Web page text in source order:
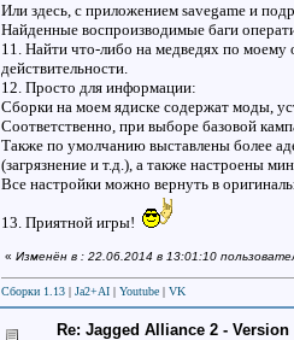
Или здесь, с приложением savegame и
Найденные воспроизводимые баги
11. Найти что-либо на медведях по моему
действительности.
12. Просто для информации:
Сборки на моем ядиске содержат моды,
Соответственно, при выборе базовой
Также по умолчанию выставлены более
(загрязнение и т.д.), а также настроены
Все настройки можно вернуть в
13. Приятной игры!
« Изменён в : 22.06.2014 в 13:01:10
Сборки 1.13 | Ja2+AI | Youtube | VK
Re: Jagged Alliance 2 - Version